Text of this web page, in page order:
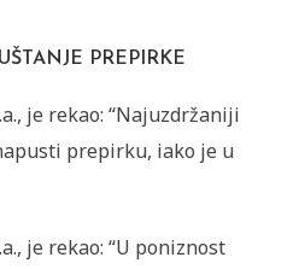
PREPIRKE
je rekao: “Najuzdržaniji
prepirku, iako je u
je rekao: “U poniznost